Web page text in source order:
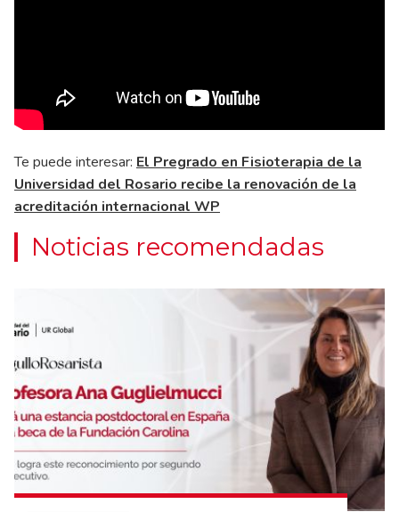
Te puede interesar: El Pregrado en Fisioterapia de la
Universidad del Rosario recibe la renovación de la
acreditación internacional WP
Noticias recomendadas